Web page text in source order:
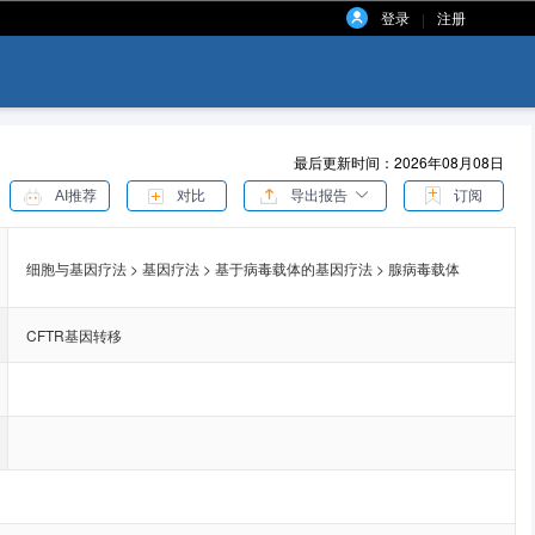
登录 | 注册
最后更新时间：2026年08月08日
AI推荐 对比 导出报告 订阅
细胞与基因疗法 > 基因疗法 > 基于病毒载体的基因疗法 > 腺病毒载体
CFTR基因转移